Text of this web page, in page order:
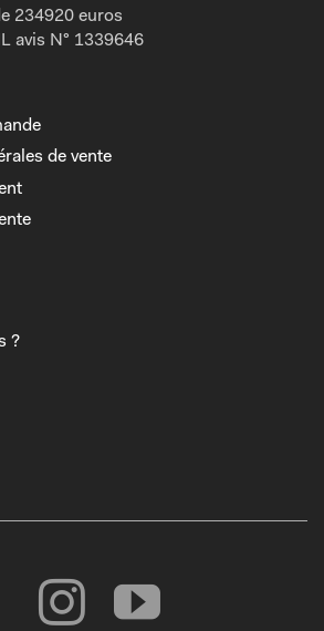
234920 euros
avis N° 1339646
de vente
?